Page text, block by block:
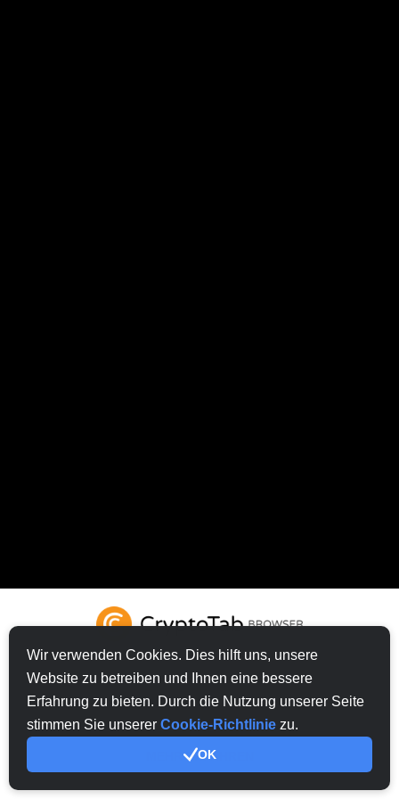
Wir verwenden Cookies. Dies hilft uns, unsere
Website zu betreiben und Ihnen eine bessere
Erfahrung zu bieten. Durch die Nutzung unserer Seite
stimmen Sie unserer Cookie-Richtlinie zu.
OK
MEHR ERFAHREN
VERSUCHEN CRYPTOTAB BROWSER